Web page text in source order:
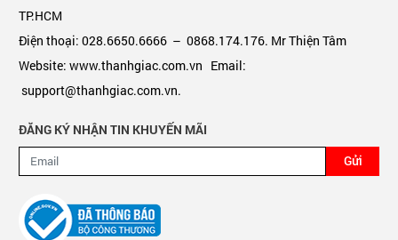
TP.HCM
Điện thoại: 028.6650.6666 – 0868.174.176. Mr Thiện Tâm
Website: www.thanhgiac.com.vn Email:
support@thanhgiac.com.vn.
ĐĂNG KÝ NHẬN TIN KHUYẾN MÃI
Gửi